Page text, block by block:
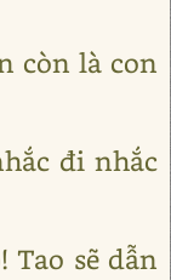
còn là con
đi nhắc
sẽ dẫn